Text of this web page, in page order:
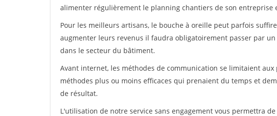
alimenter régulièrement le planning chantiers de son entreprise
Pour les meilleurs artisans, le bouche à oreille peut parfois
augmenter leurs revenus il faudra obligatoirement passer par
dans le secteur du bâtiment.
Avant internet, les méthodes de communication se limitaient
méthodes plus ou moins efficaces qui prenaient du temps et
de résultat.
L'utilisation de notre service sans engagement vous permettra